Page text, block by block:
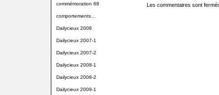
commémoration 68
comportements…
Dailycieux 2006
Dailycieux 2007-1
Dailycieux 2007-2
Dailycieux 2008-1
Dailycieux 2008-2
Dailycieux 2009-1
Les commentaires sont